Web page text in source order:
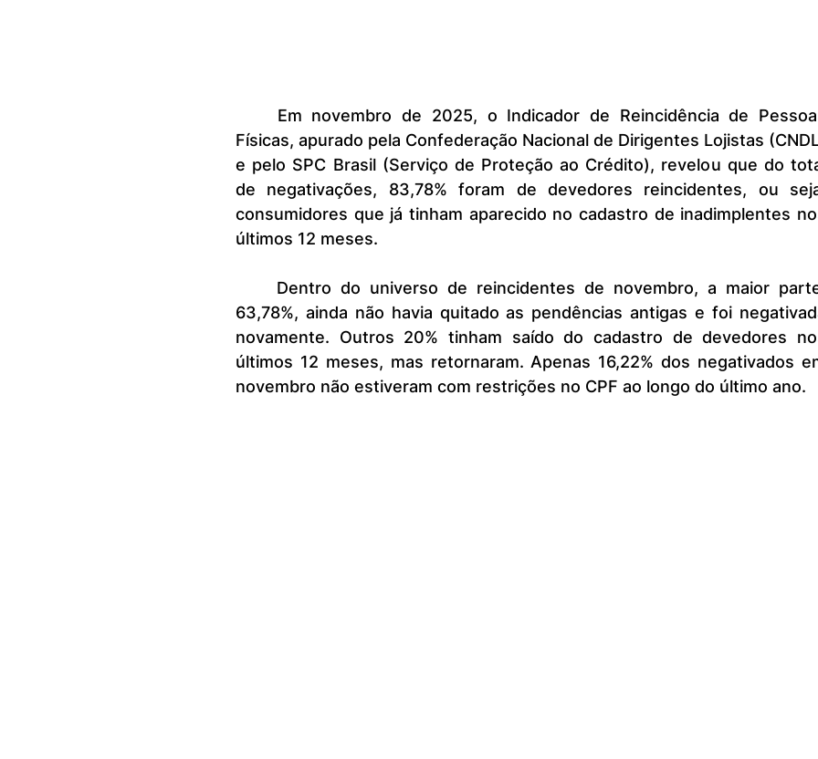
Físicas, apurado pela Confederação Nacional de Dirigentes Lojistas
e pelo SPC Brasil (Serviço de Proteção ao Crédito), revelou que do
de negativações, 83,78% foram de devedores reincidentes, ou
consumidores que já tinham aparecido no cadastro de inadimplentes
últimos 12 meses.
63,78%, ainda não havia quitado as pendências antigas e foi
novamente. Outros 20% tinham saído do cadastro de devedores
últimos 12 meses, mas retornaram. Apenas 16,22% dos negativados
novembro não estiveram com restrições no CPF ao longo do último ano.